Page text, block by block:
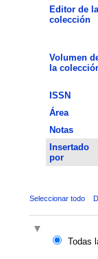
Editor de la
colección
Volumen
la
ISSN
Área
Notas
Insertado
por
Seleccionar todo
Todas